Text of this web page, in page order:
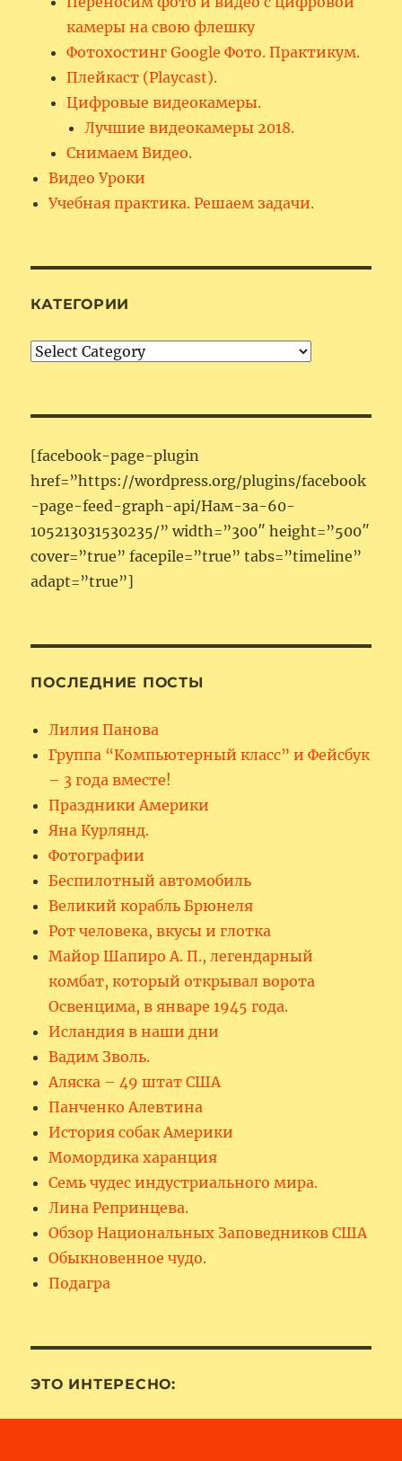
камеры на свою флешку
Фотохостинг Google Фото. Практикум.
Плейкаст (Playcast).
Цифровые видеокамеры.
Лучшие видеокамеры 2018.
Снимаем Видео.
Видео Уроки
Учебная практика. Решаем задачи.
КАТЕГОРИИ
Категории
[facebook-page-plugin
href=”https://wordpress.org/plugins/facebook
-page-feed-graph-api/Нам-за-60-
105213031530235/” width=”300″ height=”500″
cover=”true” facepile=”true” tabs=”timeline”
adapt=”true”]
ПОСЛЕДНИЕ ПОСТЫ
Лилия Панова
Группа “Компьютерный класс” и Фейсбук
– 3 года вместе!
Праздники Америки
Яна Курлянд.
Фотографии
Беспилотный автомобиль
Великий корабль Брюнеля
Рот человека, вкусы и глотка
Майор Шапиро А. П., легендарный
комбат, который открывал ворота
Освенцима, в январе 1945 года.
Исландия в наши дни
Вадим Зволь.
Аляска – 49 штат США
Панченко Алевтина
История собак Америки
Момордика харанция
Семь чудес индустриального мира.
Лина Репринцева.
Обзор Национальных Заповедников США
Обыкновенное чудо.
Подагра
ЭТО ИНТЕРЕСНО: